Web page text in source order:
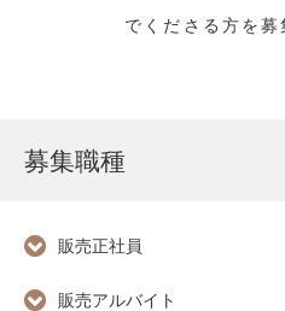
でくださる方を募
募集職種
販売正社員
販売アルバイト